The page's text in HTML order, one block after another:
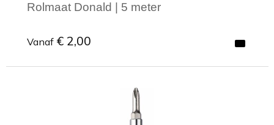
Rolmaat Donald | 5 meter
Vanaf € 2,00
Minimale afname: 1